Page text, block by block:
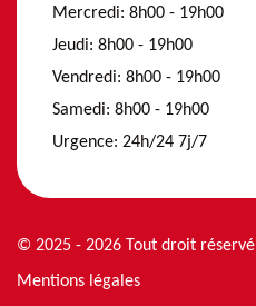
Mercredi: 8h00 - 19h00
Jeudi: 8h00 - 19h00
Vendredi: 8h00 - 19h00
Samedi: 8h00 - 19h00
Urgence: 24h/24 7j/7
© 2025 - 2026 Tout droit réservé
Mentions légales